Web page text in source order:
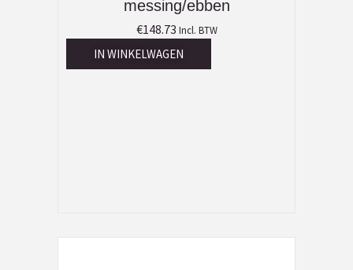
messing/ebben
€148.73 Incl. BTW
IN WINKELWAGEN